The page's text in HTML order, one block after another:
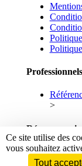
Professionnels
>
Réseaux
Ce site utilise des
vous souhaitez
Tout